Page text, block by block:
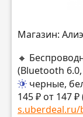
Магазин:
🔸
(Bluetooth
черные,
145 ₽ от 147
s.uberdeal.ru/